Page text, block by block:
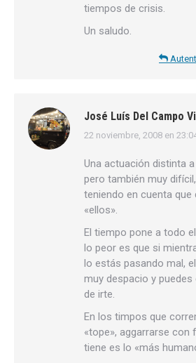
tiempos de crisis.
Un saludo.
José Luís Del Campo
dice:
22 noviembre, 2008 en
Una actuación distinta
pero también muy
teniendo en cuenta que
«ellos».
El tiempo pone a todo
lo peor es que si
lo estás pasando mal,
muy despacio y
de irte.
En los timpos que
«tope», aggarrarse con
tiene es lo «más